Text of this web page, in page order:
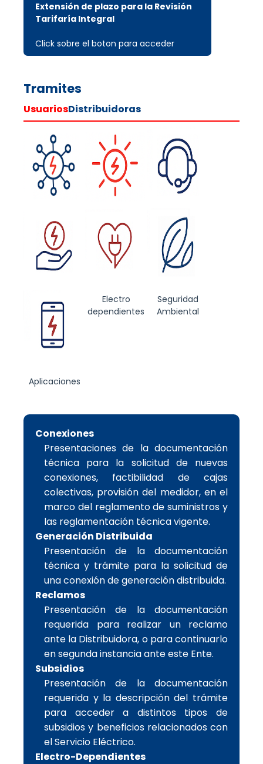
Extensión de plazo para la Revisión
Tarifaría Integral
Click sobre el boton para acceder
Tramites
UsuariosDistribuidoras
Distribuida
Reclamos
Subsidios
Electro
dependientes
Seguridad
Ambiental
Aplicaciones
Conexiones
Presentaciones de la documentación
técnica para la solicitud de nuevas
conexiones, factibilidad de cajas
colectivas, provisión del medidor, en el
marco del reglamento de suministros y
las reglamentación técnica vigente.
Generación Distribuida
Presentación de la documentación
técnica y trámite para la solicitud de
una conexión de generación distribuida.
Reclamos
Presentación de la documentación
requerida para realizar un reclamo
ante la Distribuidora, o para continuarlo
en segunda instancia ante este Ente.
Subsidios
Presentación de la documentación
requerida y la descripción del trámite
para acceder a distintos tipos de
subsidios y beneficios relacionados con
el Servicio Eléctrico.
Electro-Dependientes